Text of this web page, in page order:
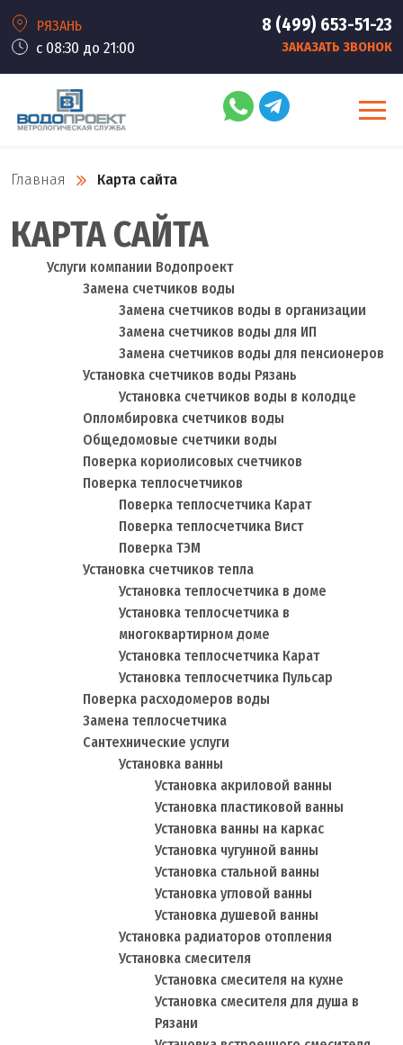
РЯЗАНЬ
с 08:30 до 21:00
8 (499) 653-51-23
ЗАКАЗАТЬ ЗВОНОК
Главная Карта сайта
КАРТА САЙТА
Услуги компании Водопроект
Замена счетчиков воды
Замена счетчиков воды в организации
Замена счетчиков воды для ИП
Замена счетчиков воды для пенсионеров
Установка счетчиков воды Рязань
Установка счетчиков воды в колодце
Опломбировка счетчиков воды
Общедомовые счетчики воды
Поверка кориолисовых счетчиков
Поверка теплосчетчиков
Поверка теплосчетчика Карат
Поверка теплосчетчика Вист
Поверка ТЭМ
Установка счетчиков тепла
Установка теплосчетчика в доме
Установка теплосчетчика в
многоквартирном доме
Установка теплосчетчика Карат
Установка теплосчетчика Пульсар
Поверка расходомеров воды
Замена теплосчетчика
Сантехнические услуги
Установка ванны
Установка акриловой ванны
Установка пластиковой ванны
Установка ванны на каркас
Установка чугунной ванны
Установка стальной ванны
Установка угловой ванны
Установка душевой ванны
Установка радиаторов отопления
Установка смесителя
Установка смесителя на кухне
Установка смесителя для душа в
Рязани